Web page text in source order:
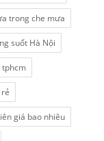
trong che mưa
suốt Hà Nội
tphcm
giá bao nhiêu